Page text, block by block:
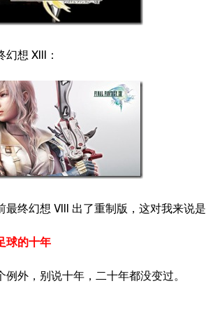
幻想 XIII：
最终幻想 VIII 出了重制版，这对我来说是
球的十年
例外，别说十年，二十年都没变过。